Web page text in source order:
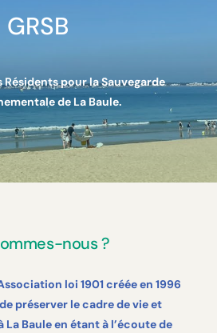
GRSB
pour la Sauvegarde
de La Baule.
nous ?
loi 1901 créée en 1996
préserver le cadre de vie et
La Baule en étant à l’écoute de